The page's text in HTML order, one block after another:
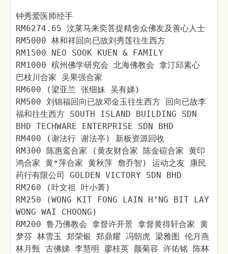
钟秀爱医师经手
RM6274.65 汶莱马来奕菩提精舍众佛友及善心人士
RM5000 林和祥回向已故刘秀莲往生西方
RM1500 NEO SOOK KUEN & FAMILY
RM1000 槟州佛学研究会 北海佛教会 拿汀邱素心
巴枝川合家 吴果强合家
RM600 (梁亚兰 张细妹 吴有娣)
RM500 刘锦福回向已故邓金玉往生西方 回向已故李
福和往生西方 SOUTH ISLAND BUILDING SDN
BHD TECHWARE ENTERPRISE SDN BHD
RM400 (谢法行 谢法亭) 新板资源回收
RM300 陈惠鸾合家 (黄友财合家 陈金碹合家 黄印
鸿合家 黄*萍合家 黄秋萍 詹乔智) 运动之友 康民
药行有限公司 GOLDEN VICTORY SDN BHD
RM260 (叶文祖 叶小菁)
RM250 (WONG KIT FONG LAIN H’NG BIT LAY
WONG WAI CHOONG)
RM200 鲁乃佛教会 拿督许开景 拿督黄得轩合家 黄
梦芬 林雪玉 郑荣银 郑鼎耀 冯朝虎 梁雅图 伦月燕
林月甄 古佛娣 李慧明 廖桂英 颜菊容 许佑铭 陈林